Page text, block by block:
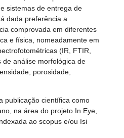
sistemas de entrega de
dada preferência a
comprovada em diferentes
e física, nomeadamente em
(IR, FTIR,
de análise morfológica de
porosidade,
publicação científica como
na área do projeto In Eye,
ao scopus e/ou Isi